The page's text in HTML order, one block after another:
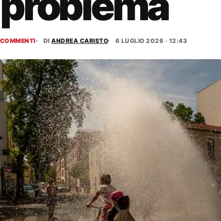
COMMENTI DIANDREA CARISTO 6 LUGLIO 2026 · 12:43